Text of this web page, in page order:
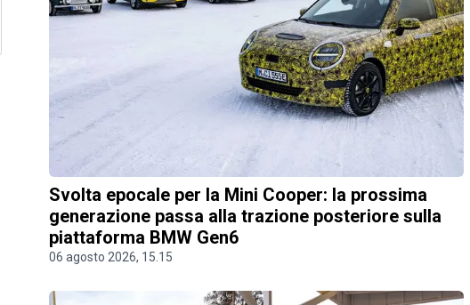
Svolta epocale per la Mini Cooper: la prossima
generazione passa alla trazione posteriore sulla
piattaforma BMW Gen6
06 agosto 2026, 15.15